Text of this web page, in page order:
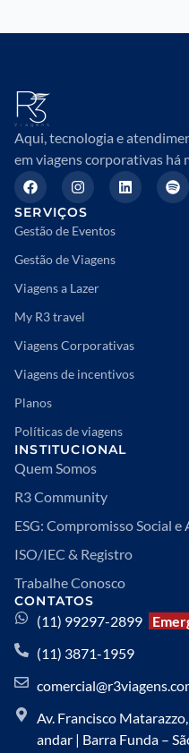
Aqui, tecnologia e
em viagens corporativas há
SERVIÇOS
Gestão de Eventos
Gestão de Viagens
Viagens a Lazer
My R3 travel
Viagens Corporativas
Viagens de incentivos
Planos
Políticas de viagens
INSTITUCIONAL
Quem Somos
R3 Community
ESG: Compromisso Social
ISO/IEC & Registro
Trabalhe Conosco
CONTATOS
(11) 99297-2899
(11) 3871-1959
Av. Francisco
andar | Barra Funda –